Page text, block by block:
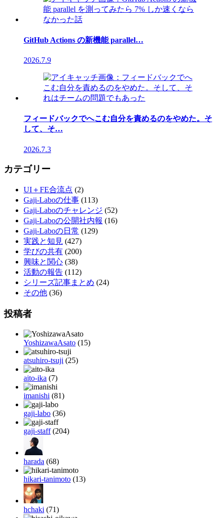
GitHub Actions の新機能 parallel…
2026.7.9
フィードバックでへこむ自分を責めるのをやめた。そ
して、そ…
2026.7.3
カテゴリー
UI＋FE合流点 (2)
Gaji-Laboの仕事 (113)
Gaji-Laboのチャレンジ (52)
Gaji-Laboの公開社内報 (16)
Gaji-Laboの日常 (129)
実践と知見 (427)
学びの共有 (200)
興味と関心 (38)
活動の報告 (112)
シリーズ記事まとめ (24)
その他 (36)
投稿者
YoshizawaAsato (15)
atsuhiro-tsuji (25)
aito-ika (7)
imanishi (81)
gaji-labo (36)
gaji-staff(204)
harada (68)
hikari-tanimoto (13)
hchaki (71)